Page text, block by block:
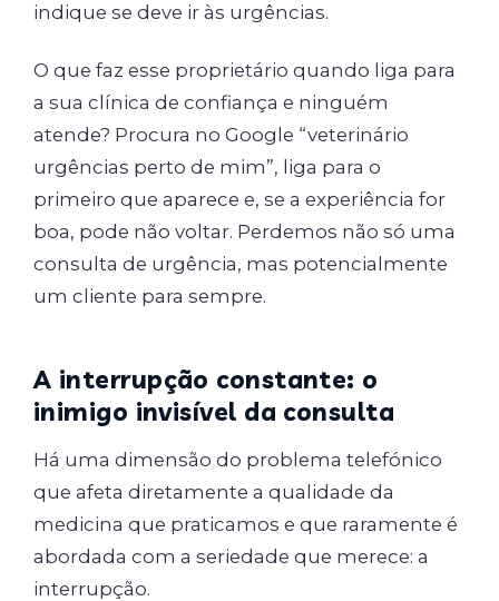
indique se deve ir às urgências.
O que faz esse proprietário quando liga para
a sua clínica de confiança e ninguém
atende? Procura no Google “veterinário
urgências perto de mim”, liga para o
primeiro que aparece e, se a experiência for
boa, pode não voltar. Perdemos não só uma
consulta de urgência, mas potencialmente
um cliente para sempre.
A interrupção constante: o
inimigo invisível da consulta
Há uma dimensão do problema telefónico
que afeta diretamente a qualidade da
medicina que praticamos e que raramente é
abordada com a seriedade que merece: a
interrupção.